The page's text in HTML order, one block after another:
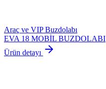
Araç ve VIP Buzdolabı
EVA 18 MOBİL BUZDOLABI
Ürün detayı